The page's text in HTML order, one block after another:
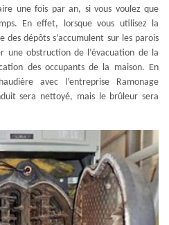
une fois par an, si vous voulez que
En effet, lorsque vous utilisez la
dépôts s’accumulent sur les parois
obstruction de l’évacuation de la
des occupants de la maison. En
avec l’entreprise Ramonage
sera nettoyé, mais le brûleur sera